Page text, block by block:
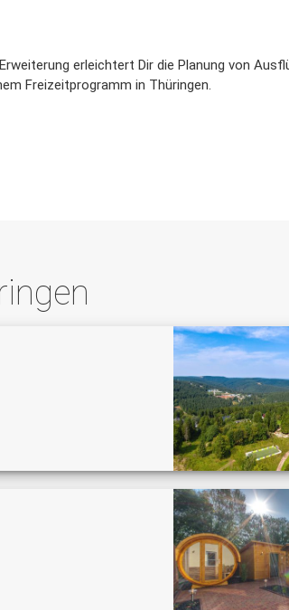
erleichtert Dir die Planung von
Freizeitprogramm in Thüringen.